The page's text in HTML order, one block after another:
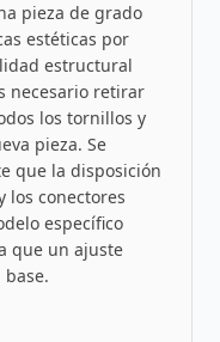
pieza de grado
estéticas por
estructural
necesario retirar
los tornillos y
pieza. Se
que la disposición
los conectores
específico
que un ajuste